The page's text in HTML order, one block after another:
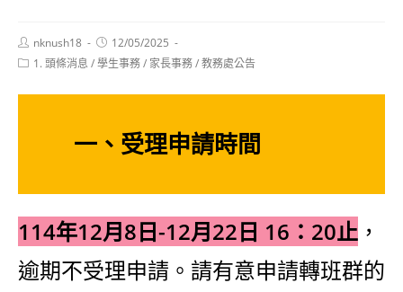
Post
author:
nknush18
Post
published:
12/05/2025
Post1. 頭條消息 /學生事務/ 家長事務/教務處公告
一、受理申請時間
114年12月8日-12月22日 16：20止 ，
逾期不受理申請。請有意申請轉班群的